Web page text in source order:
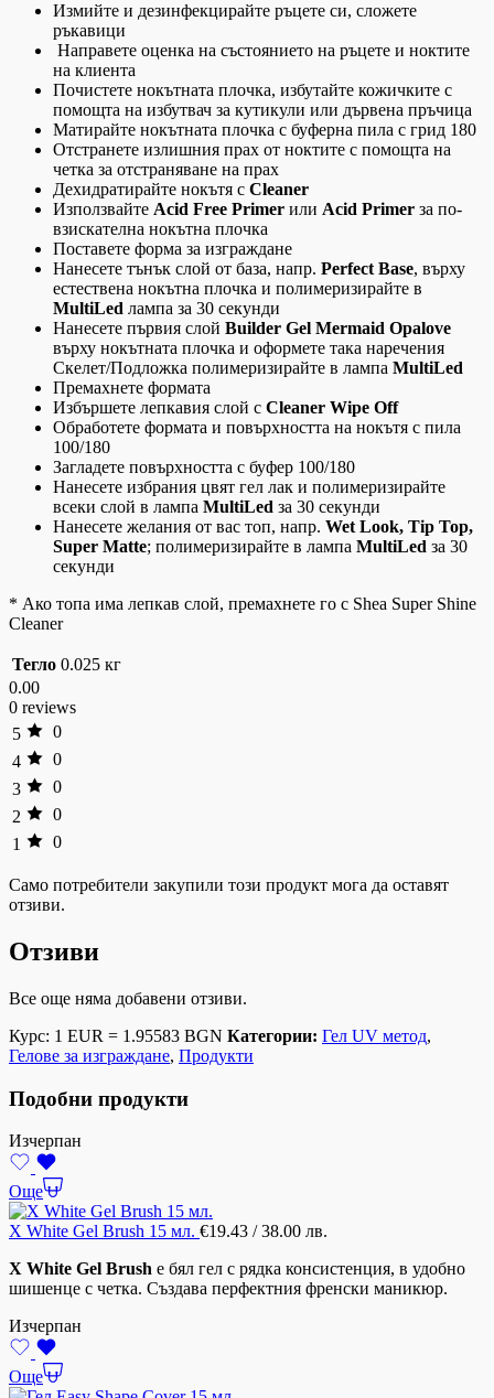
Измийте и дезинфекцирайте ръцете си, сложете
ръкавици
Направете оценка на състоянието на ръцете и ноктите
на клиента
Почистете нокътната плочка, избутайте кожичките с
помощта на избутвач за кутикули или дървена пръчица
Матирайте нокътната плочка с буферна пила с грид 180
Отстранете излишния прах от ноктите с помощта на
четка за отстраняване на прах
Дехидратирайте нокътя с Сleaner
Използвайте Acid Free Primer или Acid Primer за по-
взискателна нокътна плочка
Поставете форма за изграждане
Нанесете тънък слой от база, напр. Perfect Base, върху
естествена нокътна плочка и полимеризирайте в
MultiLed лампа за 30 секунди
Нанесете първия слой Builder Gel Mermaid Opalove
върху нокътната плочка и оформете така наречения
Скелет/Подложка полимеризирайте в лампа MultiLed
Премахнете формата
Избършете лепкавия слой с Cleaner Wipe Off
Обработете формата и повърхността на нокътя с пила
100/180
Загладете повърхността с буфер 100/180
Нанесете избрания цвят гел лак и полимеризирайте
всеки слой в лампа MultiLed за 30 секунди
Нанесете желания от вас топ, напр. Wet Look, Tip Top,
Super Matte; полимеризирайте в лампа MultiLed за 30
секунди
* Ако топа има лепкав слой, премахнете го с Shea Super Shine
Cleaner
Тегло 0.025 кг
0.00
0 reviews
5
0
4
0
3
0
2
0
1
0
Само потребители закупили този продукт мога да оставят
отзиви.
Отзиви
Все още няма добавени отзиви.
Курс: 1 EUR = 1.95583 BGN Категории: Гел UV метод,
Гелове за изграждане, Продукти
Подобни продукти
Изчерпан
Още
X White Gel Brush 15 мл. €19.43 / 38.00 лв.
X White Gel Brush е бял гел с рядка консистенция, в удобно
шишенце с четка. Създава перфектния френски маникюр.
Изчерпан
Още